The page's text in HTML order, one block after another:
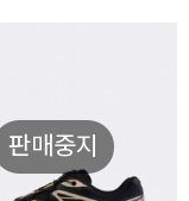
판매중지